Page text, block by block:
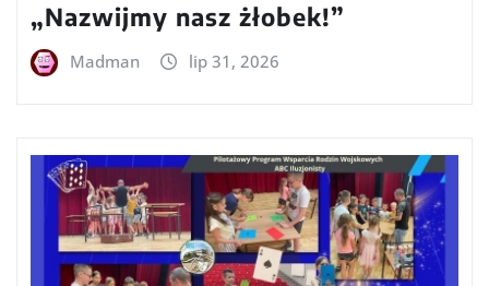
„Nazwijmy nasz żłobek!”
Madman lip 31, 2026